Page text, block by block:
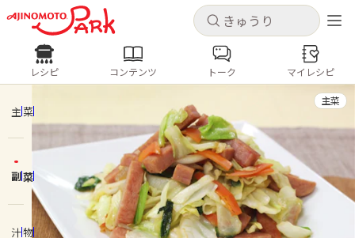
キャンセル
ログインするとレシピを保存できます
ホーム
コンテンツ
キャンセル
レシピ コンテンツ
人気の食材・レシピ
きゅうり なす トマト
とうもろこし
ピーマン
みょうが ゴーヤ
レシピ コンテンツ トーク マイレシピ
主菜
副菜
汁物
主菜